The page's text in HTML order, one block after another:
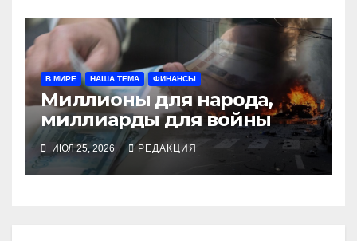
В МИРЕ НАША ТЕМА ФИНАНСЫ
Миллионы для народа,
миллиарды для войны
ИЮЛ 25, 2026 РЕДАКЦИЯ